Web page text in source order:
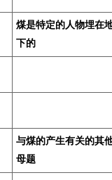
煤是特定的人物埋在
下的
与煤的产生有关的其
母题